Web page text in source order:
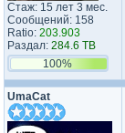
Стаж: 15 лет 3 мес.
Сообщений: 158
Ratio: 203.903
Раздал: 284.6 TB
100%
UmaCat